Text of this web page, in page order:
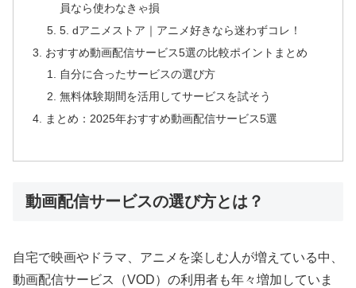
員なら使わなきゃ損
5. dアニメストア｜アニメ好きなら迷わずコレ！
おすすめ動画配信サービス5選の比較ポイントまとめ
自分に合ったサービスの選び方
無料体験期間を活用してサービスを試そう
まとめ：2025年おすすめ動画配信サービス5選
動画配信サービスの選び方とは？
自宅で映画やドラマ、アニメを楽しむ人が増えている中、
動画配信サービス（VOD）の利用者も年々増加していま